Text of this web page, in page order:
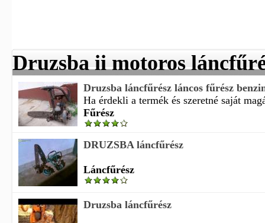
Druzsba ii motoros
Druzsba láncfűrész láncos fűrész
Ha érdekli a termék és szeretné saját
Fűrész
DRUZSBA láncfűrész
Láncfűrész
Druzsba láncfűrész